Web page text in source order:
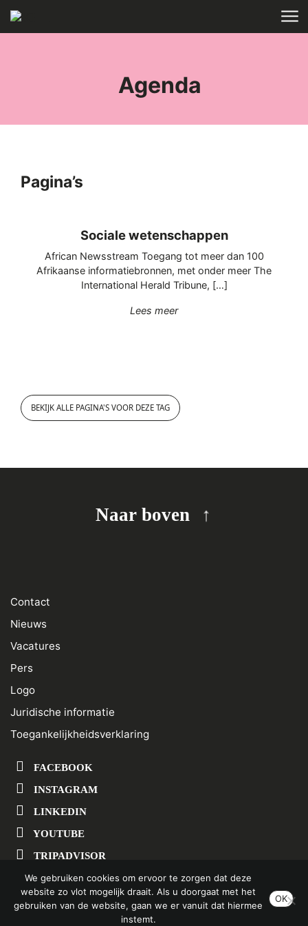
Skip to main content
Agenda
Pagina’s
Sociale wetenschappen
African Newsstream Toegang tot meer dan 100
Afrikaanse informatiebronnen, met onder meer The
International Herald Tribune, […]
Lees meer"Sociale wetenschappen"
BEKIJK ALLE PAGINA'S VOOR DEZE TAG
Naar boven
Contact
Nieuws
Vacatures
Pers
Logo
Juridische informatie
Toegankelijkheidsverklaring
FACEBOOK
INSTAGRAM
LINKEDIN
YOUTUBE
TRIPADVISOR
SCHRIJF U IN OP ONZE NIEUWSBRIEF
We gebruiken cookies om ervoor te zorgen dat deze
website zo vlot mogelijk draait. Als u doorgaat met het
gebruiken van de website, gaan we er vanuit dat hiermee
instemt.
OK